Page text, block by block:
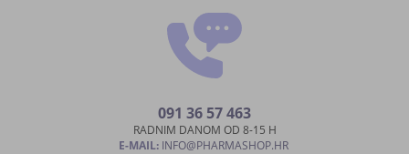
091 36 57 463
RADNIM DANOM OD 8-15 H
E-MAIL: INFO@PHARMASHOP.HR